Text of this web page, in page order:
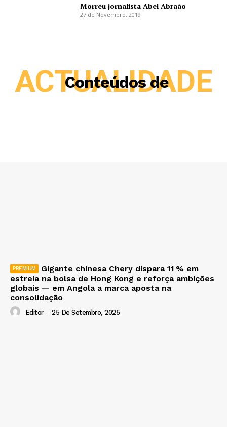
Morreu jornalista Abel Abraão
27 de Novembro, 2019
Conteúdos de
ACTUALIDADE
Gigante chinesa Chery dispara 11 % em
estreia na bolsa de Hong Kong e reforça ambições
globais — em Angola a marca aposta na
consolidação
Editor - 25 De Setembro, 2025